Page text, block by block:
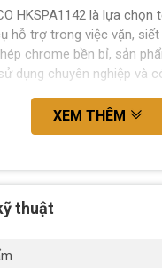
HKSPA1142 là lựa
hỗ trợ trong việc vặn,
chrome bền bỉ, sản
dụng chuyên nghiệp và
XEM THÊM
thuật